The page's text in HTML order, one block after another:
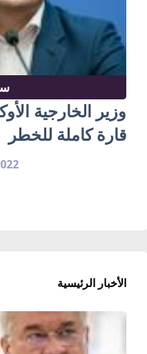
وزير الخارجية
قارة كاملة للخطر
الأخبار الرئيسية